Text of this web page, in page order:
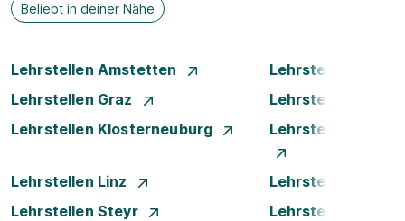
Beliebt in deiner Nähe
Lehrstellen Amstetten
Lehrstellen
Lehrstellen Graz
Lehrstellen
Lehrstellen Klosterneuburg
Lehrstellen
Lehrstellen Linz
Lehrstellen
Lehrstellen Steyr
Lehrstellen Traun